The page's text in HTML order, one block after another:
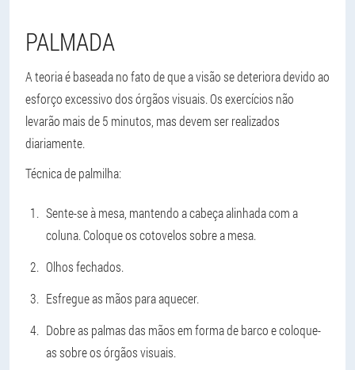
PALMADA
A teoria é baseada no fato de que a visão se deteriora devido ao
esforço excessivo dos órgãos visuais. Os exercícios não
levarão mais de 5 minutos, mas devem ser realizados
diariamente.
Técnica de palmilha:
Sente-se à mesa, mantendo a cabeça alinhada com a
coluna. Coloque os cotovelos sobre a mesa.
Olhos fechados.
Esfregue as mãos para aquecer.
Dobre as palmas das mãos em forma de barco e coloque-
as sobre os órgãos visuais.